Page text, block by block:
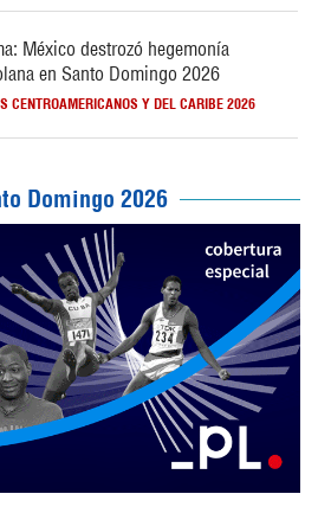
México destrozó hegemonía
en Santo Domingo 2026
CENTROAMERICANOS Y DEL CARIBE 2026
Domingo 2026